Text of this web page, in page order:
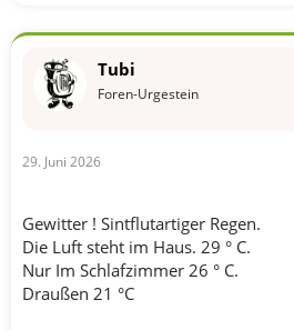
Tubi
Foren-Urgestein
29. Juni 2026
Gewitter ! Sintflutartiger Regen.
Die Luft steht im Haus. 29 ° C.
Nur Im Schlafzimmer 26 ° C.
Draußen 21 °C